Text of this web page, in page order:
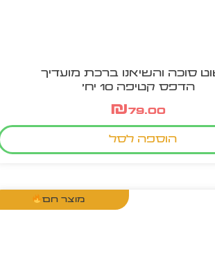
סוכה והשיאנו ברכת מועדיך
הדפס קטיפה 10 יח'
₪79.00
הוספה לסל
מוצר חם